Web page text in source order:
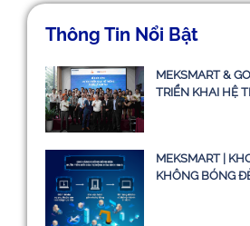
Thông Tin Nổi Bật
MEKSMART & GONSA:
TRIỂN KHAI HỆ
MEKSMART |
KHÔNG BÓNG